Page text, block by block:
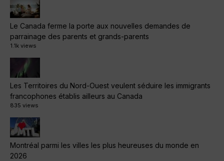
Le Canada ferme la porte aux nouvelles demandes de
parrainage des parents et grands-parents
1.1k views
Les Territoires du Nord-Ouest veulent séduire les immigrants
francophones établis ailleurs au Canada
835 views
Montréal parmi les villes les plus heureuses du monde en
2026